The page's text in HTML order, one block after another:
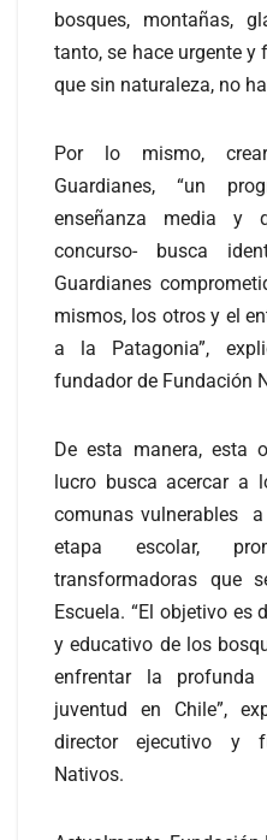
bosques, montañas,
tanto, se hace urgente y
que sin naturaleza, no
Por lo mismo,
Guardianes, “un
enseñanza media y
concurso- busca
Guardianes
mismos, los otros y el
a la Patagonia”,
fundador de Fundación
De esta manera, esta
lucro busca acercar a
comunas vulnerables
etapa escolar,
transformadoras que
Escuela. “El objetivo es
y educativo de los
enfrentar la
juventud en Chile”,
director ejecutivo y
Nativos.